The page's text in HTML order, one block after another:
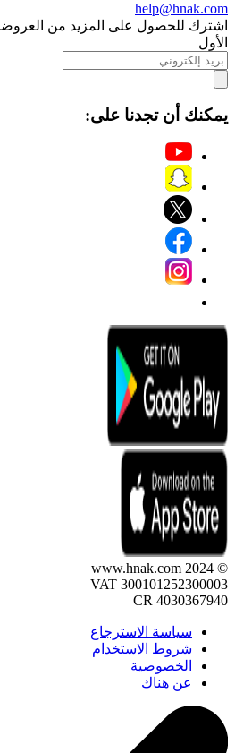
help@hnak.com
اشترك للحصول على المزيد من العروض
الأول
يمكنك أن تجدنا على:
© 2024 www.hnak.com
VAT 300101252300003
CR 4030367940
سياسة الاسترجاع
شروط الاستخدام
الخصوصية
عن هناك